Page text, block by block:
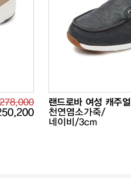
278,000
랜드로바 여성 캐주얼
천연염소가죽/
네이비/3cm